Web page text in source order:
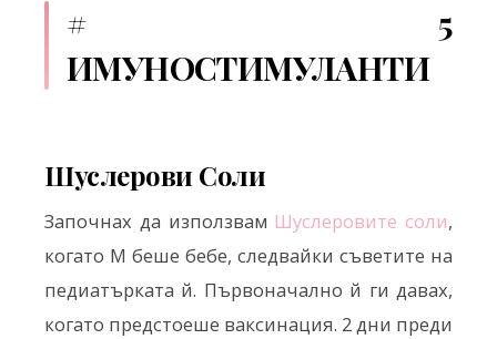
# 5
ИМУНОСТИМУЛАНТИ
Шуслерови Соли
Започнах да използвам Шуслеровите соли,
когато М беше бебе, следвайки съветите на
педиатърката й. Първоначално й ги давах,
когато предстоеше ваксинация. 2 дни преди